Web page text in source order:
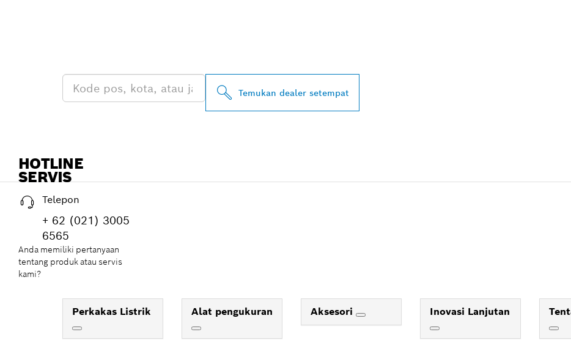
Temukan dealer setempat
HOTLINE
SERVIS
Telepon
+ 62 (021) 3005
6565
Anda memiliki pertanyaan
tentang produk atau servis
kami?
Perkakas Listrik Alat pengukuran Aksesori Inovasi Lanjutan